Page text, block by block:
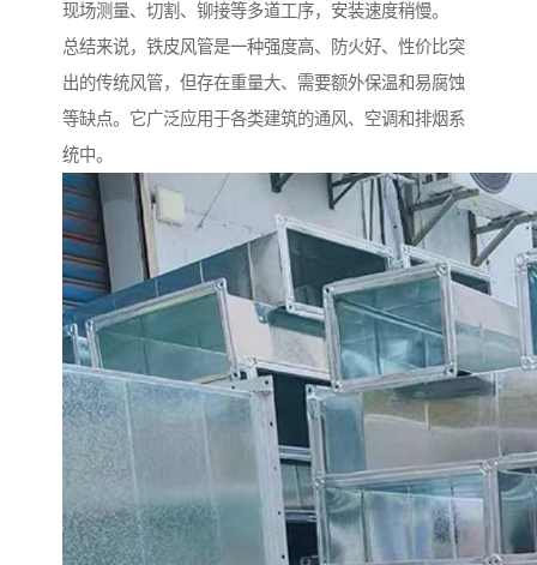
现场测量、切割、铆接等多道工序，安装速度稍慢。
总结来说，铁皮风管是一种强度高、防火好、性价比突
出的传统风管，但存在重量大、需要额外保温和易腐蚀
等缺点。它广泛应用于各类建筑的通风、空调和排烟系
统中。